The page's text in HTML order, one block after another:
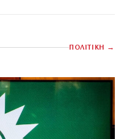
ΠΟΛΙΤΙΚΗ